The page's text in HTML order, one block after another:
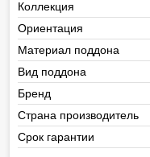
Коллекция
Ориентация
Материал поддона
Вид поддона
Бренд
Страна производитель
Срок гарантии